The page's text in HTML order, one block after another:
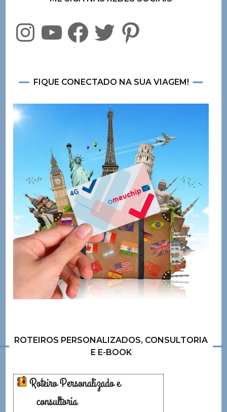
InstagramYouTubeFacebookTwitter Pinterest
FIQUE CONECTADO NA SUA VIAGEM!
ROTEIROS PERSONALIZADOS, CONSULTORIA
E E-BOOK